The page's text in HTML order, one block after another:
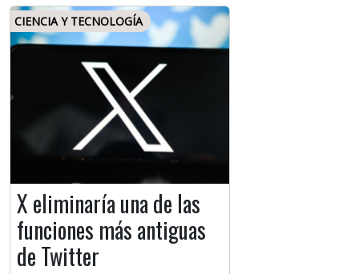
CIENCIA Y TECNOLOGÍA
X eliminaría una de las
funciones más antiguas
de Twitter